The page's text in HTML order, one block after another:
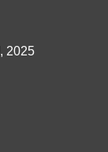
, 2025